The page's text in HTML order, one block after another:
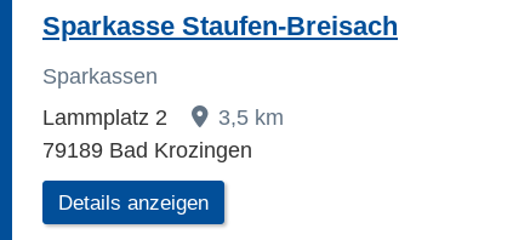
Sparkasse Staufen-Breisach
Sparkassen
Lammplatz 2
3,5 km
79189 Bad Krozingen
Details anzeigen